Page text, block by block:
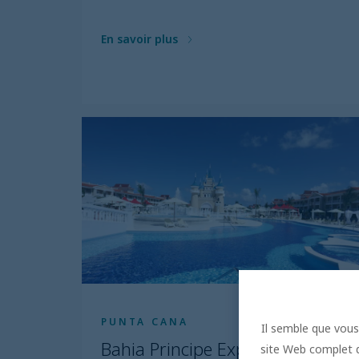
En savoir plus
PUNTA CANA
Bahia Principe Explore Legend
Il semble que
site Web complet